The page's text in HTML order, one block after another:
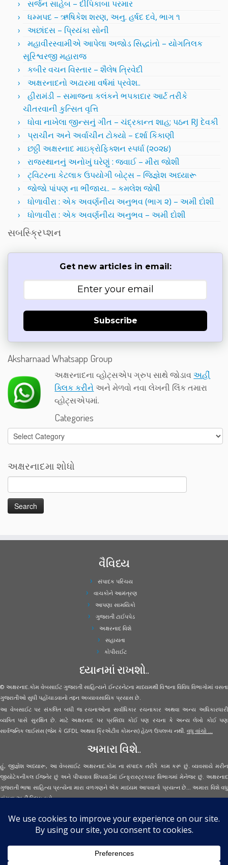
સર્જન સાહેબ – દીપિકાબા પરમાર
ધમ્મપદ – ઋષિકેશ શરણ, અનુ. હર્ષદ દવે, ભાગ ૧
અછાંદસ – પ્રિયંકા સોની
મહાવીરસ્વામીએ આપેલા અજોડ સિદ્ધાંતો – યોગતિલક
સૂરિશ્વરજી મહારાજ
કબીર વચન વિસ્તાર – શૈલેષ ત્રિવેદી
અક્ષરનાદનો અઢારમા વર્ષમાં પ્રવેશ..
હીરામંડી – સમાજના કલંકને ભપકાદાર આર્ટ તરીકે
ચીતરવાની કુત્સિત વૃત્તિ
ધોવા નાખેલા જીન્સનું ગીત – ચંદ્રકાન્ત શાહ; પઠન RJ દેવકી
પ્રાચીન અને અર્વાચીન ટોક્યો – દર્શા કિકાણી
છઠ્ઠી અક્ષરનાદ માઇક્રોફિક્શન સ્પર્ધા (૨૦૨૪)
રાજસ્થાનનું અનોખું ઘરેણું : જવાઈ – મીરા જોશી
ટ્વિટરના કેટલાક ઉપયોગી બોટ્સ – જિજ્ઞેશ અધ્યારૂ
જોજો પાંપણ ના ભીંજાય.. – કમલેશ જોષી
ધોળાવીરા : એક અવર્ણનીય અનુભવ (ભાગ ૨) – અમી દોશી
ધોળાવીરા : એક અવર્ણનીય અનુભવ – અમી દોશી
સબસ્ક્રિપ્શન
Get new articles in email:
Subscribe
Aksharnaad Whatsapp Group
અક્ષરનાદના વ્હોટ્સએપ ગ્રુપ સાથે જોડાવઅહીં
ક્લિક કરીને અને મેળવો નવા લેખની લિંક તમારા
વ્હોટ્સએપમાં.
Categories
Categories
અક્ષરનાદમા શોધો
વૈવિધ્ય
સંપાદક પરિચય
વાચકોને આમંત્રણ
આપણા સામયિકો
ગુજરાતી ટાઈપપેડ
અક્ષરનાદ વિશે
સહાયતા
કોપીરાઈટ
ધ્યાનમાં રાખશો..
© અક્ષરનાદ.કોમ વેબસાઈટ ગુજરાતી સાહિત્યને ઈન્ટરનેટના માધ્યમથી વિશ્વના વિવિધ વિભાગોમાં વસતા
ગુજરાતીઓ સુધી પહોંચાડવાનો તદ્દન અવ્યાવસાયિક પ્રયાસ છે.
આ વેબસાઈટ પર સંકલિત બધી જ રચનાઓના સર્વાધિકાર રચનાકાર અથવા અન્ય અધિકારધારી
વ્યક્તિ પાસે સુરક્ષિત છે. માટે અક્ષરનાદ પર પ્રસિધ્ધ કોઈ પણ રચના કે અન્ય લેખો કોઈ પણ
સાર્વજનિક લાઈસંસ (જેમ કે GFDL અથવા ક્રિએટીવ કોમન્સ) હેઠળ ઉપલબ્ધ નથી. વધુ વાંચો ...
અમારા વિશે..
હું, જીજ્ઞેશ અધ્યારૂ, આ વેબસાઈટ અક્ષરનાદ.કોમ ના સંપાદક તરીકે કામ કરૂં છું. વ્યવસાયે મરીન
જીયોટેકનીકલ ઈજનેર છું અને પીપાવાવ શિપયાર્ડમાં ઈન્ફ્રાસ્ટ્રક્ચર વિભાગમાં મેનેજર છું. અક્ષરનાદ
ગુજરાતી ભાષા સાહિત્ય પ્રત્યેના મારા વળગણને એક માધ્યમ આપવાનો પ્રયત્ન છે... અમારા વિશે વધુ
વાંચવાઅહીં ક્લિક કરો...
Secured Site Assurance